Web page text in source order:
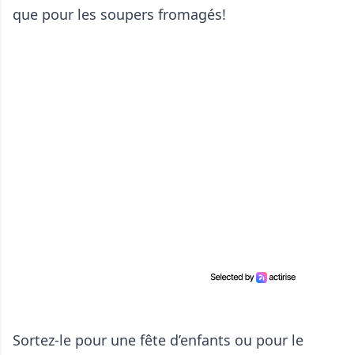
que pour les soupers fromagés!
Sortez-le pour une fête d’enfants ou pour le